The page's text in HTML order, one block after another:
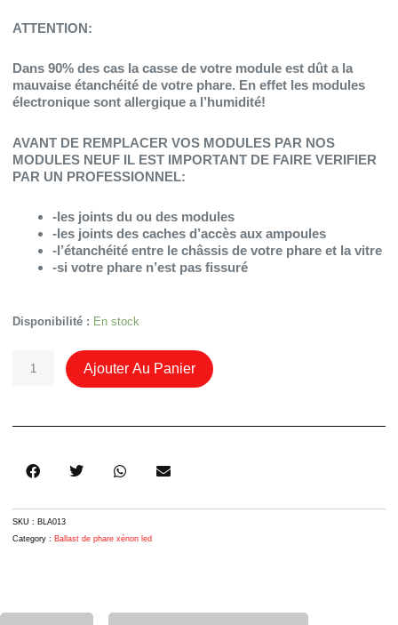
ATTENTION:
Dans 90% des cas la casse de votre module est dût a la
mauvaise étanchéité de votre phare. En effet les modules
électronique sont allergique a l’humidité!
AVANT DE REMPLACER VOS MODULES PAR NOS
MODULES NEUF IL EST IMPORTANT DE FAIRE VERIFIER
PAR UN PROFESSIONNEL:
-les joints du ou des modules
-les joints des caches d’accès aux ampoules
-l’étanchéité entre le châssis de votre phare et la vitre
-si votre phare n’est pas fissuré
Disponibilité : En stock
Quantité
Xénon
Ajouter Au Panier
SKU : BLA013
Category : Ballast de phare xénon led